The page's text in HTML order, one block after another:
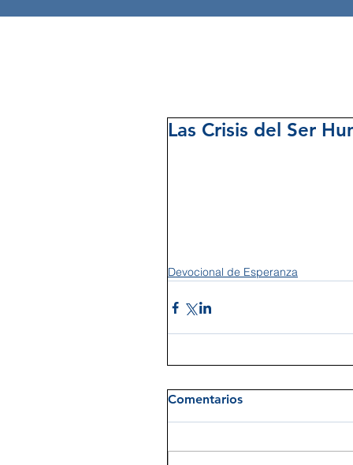
Las Crisis del Ser
Devocional de Esperanza
Comentarios